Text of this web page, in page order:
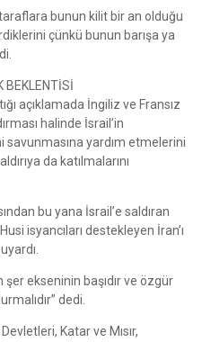
bunun kilit bir an olduğu
çünkü bunun barışa ya
BEKLENTİSİ
açıklamada İngiliz ve Fransız
halinde İsrail’in
yardım etmelerini
da katılmalarını
bu yana İsrail’e saldıran
isyancıları destekleyen İran’ı
şer ekseninin başıdır ve özgür
dedi.
Katar ve Mısır,